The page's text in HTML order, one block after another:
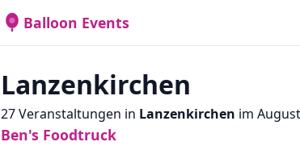
Balloon Events
Lanzenkirchen
27 Veranstaltungen in Lanzenkirchen im
Ben's Foodtruck